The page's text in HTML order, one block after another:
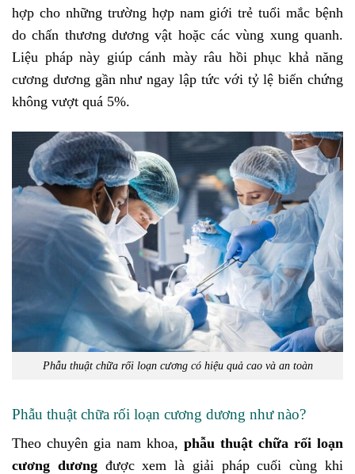
hợp cho những trường hợp nam giới trẻ tuổi mắc bệnh
do chấn thương dương vật hoặc các vùng xung quanh.
Liệu pháp này giúp cánh mày râu hồi phục khả năng
cương dương gần như ngay lập tức với tỷ lệ biến chứng
không vượt quá 5%.
Phẫu thuật chữa rối loạn cương có hiệu quả cao và an toàn
Phẫu thuật chữa rối loạn cương dương như nào?
Theo chuyên gia nam khoa, phẫu thuật chữa rối loạn
cương dươngđược xem là giải pháp cuối cùng khi